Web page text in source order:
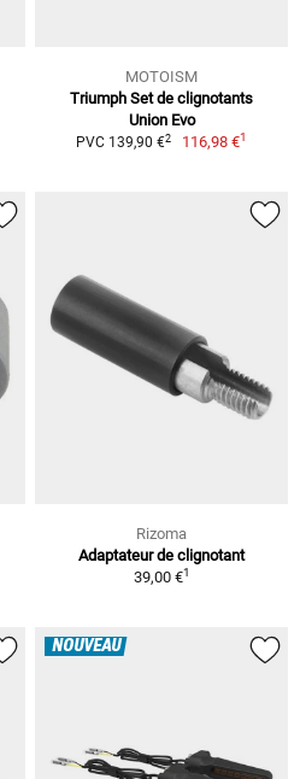
MOTOISM
Triumph Set de clignotants
Union Evo
PVC 139,90 €2 116,98 €1
Rizoma
Adaptateur de clignotant
39,00 €1
NOUVEAU